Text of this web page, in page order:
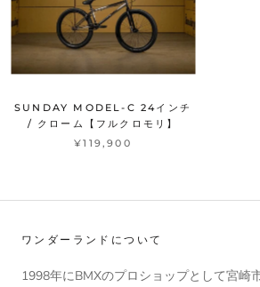
SUNDAY MODEL-C 24インチ
/ クローム【フルクロモリ】
¥119,900
ワンダーランドについて
1998年にBMXのプロショップとして宮崎